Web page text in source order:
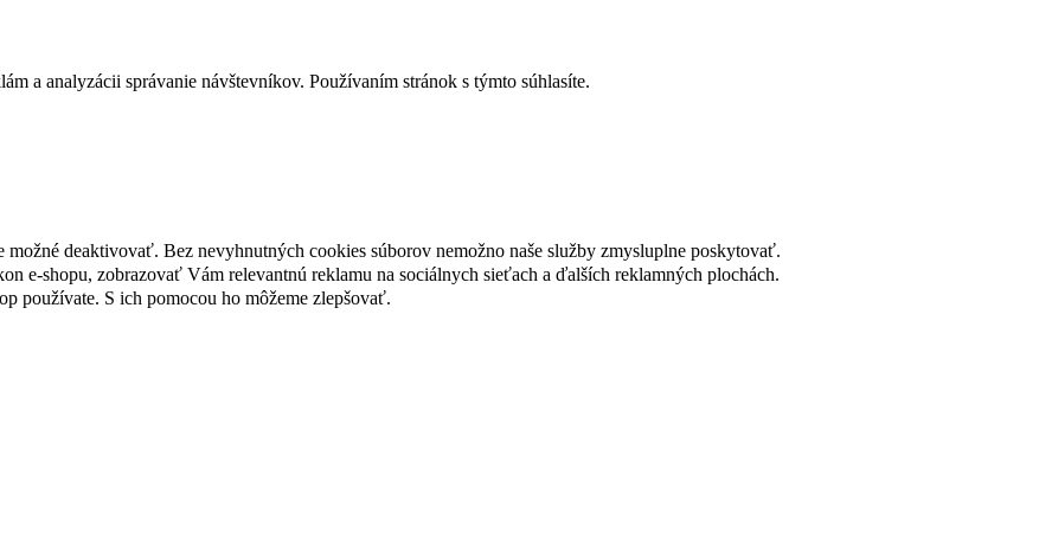
a analyzácii správanie návštevníkov. Používaním stránok s týmto súhlasíte.
možné deaktivovať. Bez nevyhnutných cookies súborov nemožno naše služby zmysluplne poskytovať.
e-shopu, zobrazovať Vám relevantnú reklamu na sociálnych sieťach a ďalších reklamných plochách.
používate. S ich pomocou ho môžeme zlepšovať.